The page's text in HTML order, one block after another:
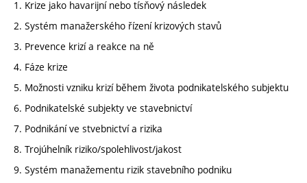
1. Krize jako havarijní nebo tísňový následek
2. Systém manažerského řízení krizových stavů
3. Prevence krizí a reakce na ně
4. Fáze krize
5. Možnosti vzniku krizí během života podnikatelského subjektu
6. Podnikatelské subjekty ve stavebnictví
7. Podnikání ve stvebnictví a rizika
8. Trojúhelník riziko/spolehlivost/jakost
9. Systém manažementu rizik stavebního podniku